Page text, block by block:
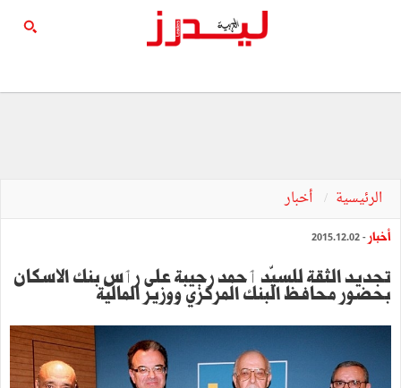
الرئيسية أخبار
أخبار - 2015.12.02
تجديد الثقة للسيّد ٲحمد رجيبة على رٲس بنك الاسكان
بحضور محافظ البنك المركزي ووزير الماليّة